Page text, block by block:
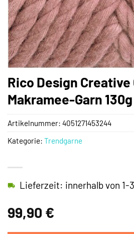
Rico Design
Makramee-Garn
99,90 €
Lieferzeit: innerhalb von 1-
Artikelnummer: 4051271453244
Kategorie: Trendgarne